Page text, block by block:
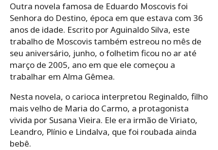
Outra novela famosa de Eduardo Moscovis foi
Senhora do Destino, época em que estava com 36
anos de idade. Escrito por Aguinaldo Silva, este
trabalho de Moscovis também estreou no mês de
seu aniversário, junho, o folhetim ficou no ar até
março de 2005, ano em que ele começou a
trabalhar em Alma Gêmea.
Nesta novela, o carioca interpretou Reginaldo, filho
mais velho de Maria do Carmo, a protagonista
vivida por Susana Vieira. Ele era irmão de Viriato,
Leandro, Plínio e Lindalva, que foi roubada ainda
bebê.